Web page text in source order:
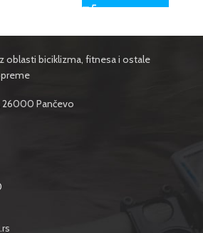
oblasti biciklizma, fitnesa i ostale
26000 Pančevo